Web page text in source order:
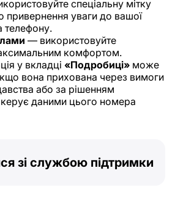
спеціальну мітку
привернення уваги до вашої
телефону.
— використовуйте
комфортом.
у вкладці «Подробиці» може
вона прихована через вимоги
або за рішенням
даними цього номера
зі службою підтримки